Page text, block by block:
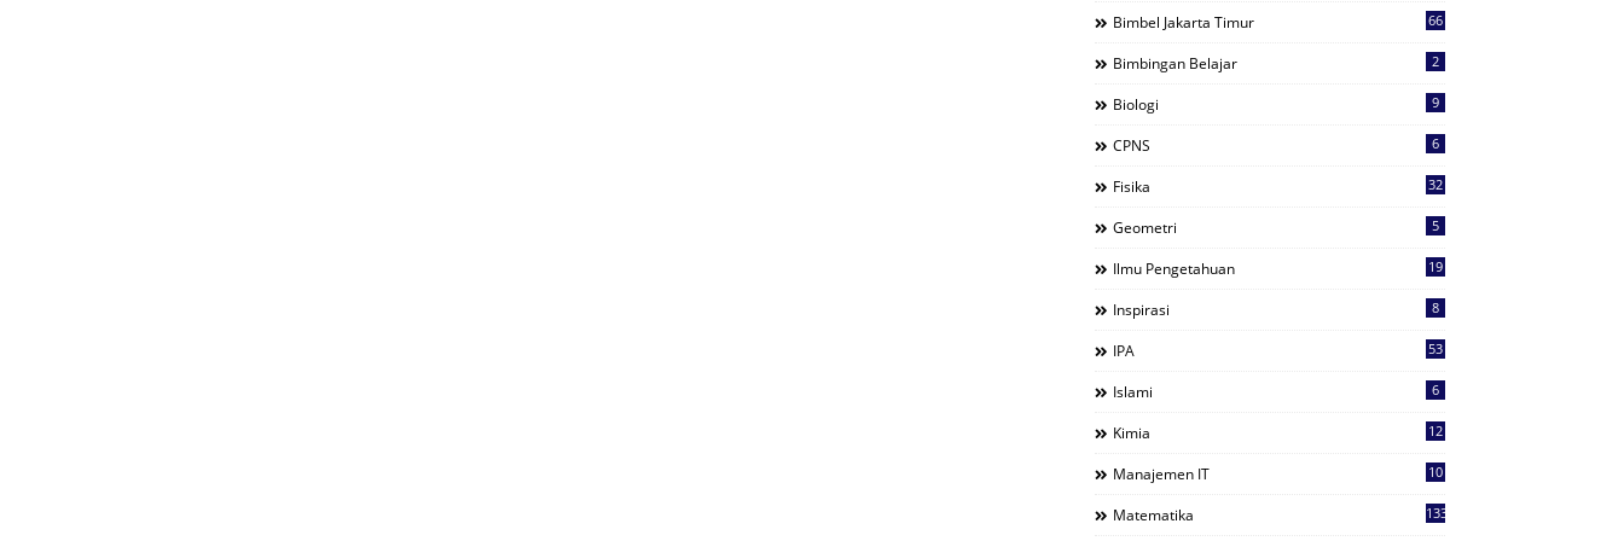
Bimbel Jakarta Timur 66
Bimbingan Belajar 2
Biologi 9
CPNS 6
Fisika 32
Geometri 5
Ilmu Pengetahuan 19
Inspirasi 8
IPA 53
Islami 6
Kimia 12
Manajemen IT 10
Matematika 133